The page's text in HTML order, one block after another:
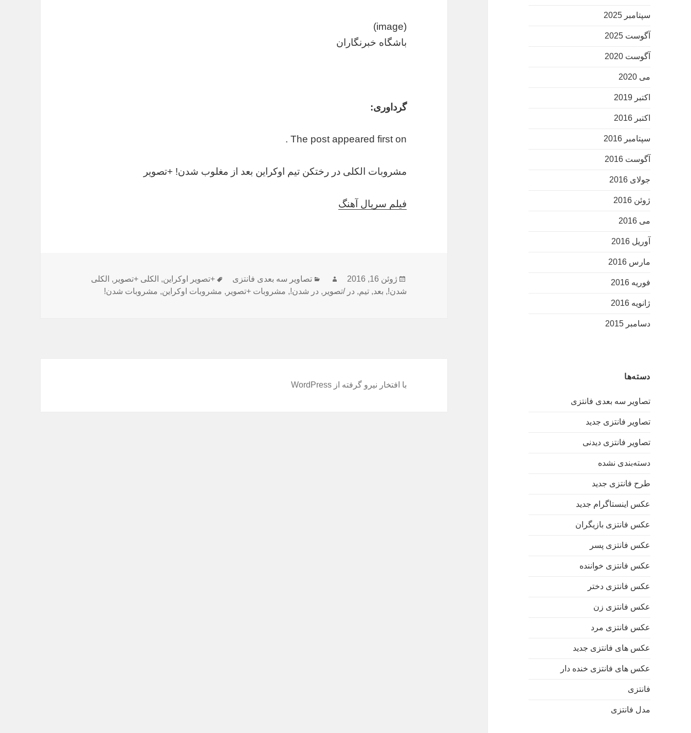
سپتامبر 2025
آگوست 2025
آگوست 2020
می 2020
اکتبر 2019
اکتبر 2016
سپتامبر 2016
آگوست 2016
جولای 2016
ژوئن 2016
می 2016
آوریل 2016
مارس 2016
فوریه 2016
ژانویه 2016
دسامبر 2015
دسته‌ها
تصاویر سه بعدی فانتزی
تصاویر فانتزی جدید
تصاویر فانتزی دیدنی
دسته‌بندی نشده
طرح فانتزی جدید
عکس اینستاگرام جدید
عکس فانتزی بازیگران
عکس فانتزی پسر
عکس فانتزی خواننده
عکس فانتزی دختر
عکس فانتزی زن
عکس فانتزی مرد
عکس های فانتزی جدید
عکس های فانتزی خنده دار
فانتزی
مدل فانتزی
(image)
باشگاه خبرنگاران
گرداوری:
The post appeared first on .
مشروبات الکلی در رختکن تیم اوکراین بعد از مغلوب شدن! +تصویر
فیلم سریال آهنگ
ارسال
شده
ژوئن 16, 2016 نویسندهدسته‌ها
تصاویر سه بعدی فانتزی برچسب‌ها
+تصویر اوکراین, الکلی +تصویر , الکلی
شدن!, بعد,تیم, در /تصویر , در شدن!, مشروبات +تصویر , مشروبات اوکراین, مشروبات شدن!
با افتخار نیرو گرفته از WordPress